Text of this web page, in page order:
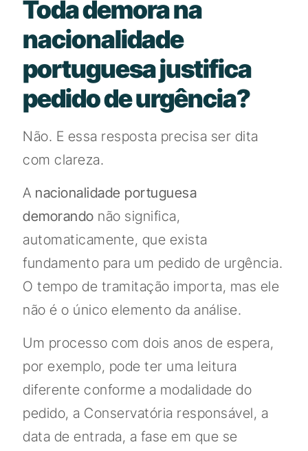
Toda demora na
nacionalidade
portuguesa justifica
pedido de urgência?
Não. E essa resposta precisa ser dita
com clareza.
A nacionalidade portuguesa
demorando não significa,
automaticamente, que exista
fundamento para um pedido de urgência.
O tempo de tramitação importa, mas ele
não é o único elemento da análise.
Um processo com dois anos de espera,
por exemplo, pode ter uma leitura
diferente conforme a modalidade do
pedido, a Conservatória responsável, a
data de entrada, a fase em que se